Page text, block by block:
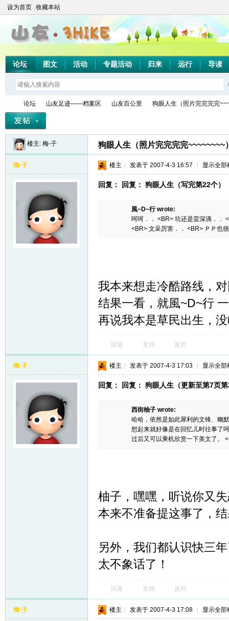
设为首页 收藏本站
论坛 图文 活动 专题活动 归来 远行 导读
户
»
论坛
›
山友足迹——档案区
›
山友百公里
›
狗眼人生（照片完完完完
楼主: 梅-子 狗眼人生（照片完完完完~~~~~~~~
梅-子 楼主 发表于 2007-4-3 16:57 显示全部
回复： 回复： 狗眼人生（写完第22个）
風~D~行 wrote:
呵呵．． <BR> 坑还是蛮深滴．．
<BR> 文采厉害．． <BR> ＰＰ也
我本来想走冷酷路线，
结果一看，就風~D~行
再说我本是草民出生，
回复 支持 反对
梅-子 楼主 发表于 2007-4-3 17:03 显示全部
回复： 回复： 狗眼人生（更新至第7页
西街柚子 wrote:
哈哈，依然是如此犀利的文锋、幽
想起来就好像是在回忆儿时往事了
过后又可以乘机欣赏一下美文了
柚子，嘿嘿，听说你又
本来不准备提这事了，
另外，我们都认识快三
太不象话了！
回复 支持 反对
梅-子 楼主 发表于 2007-4-3 17:08 显示全部